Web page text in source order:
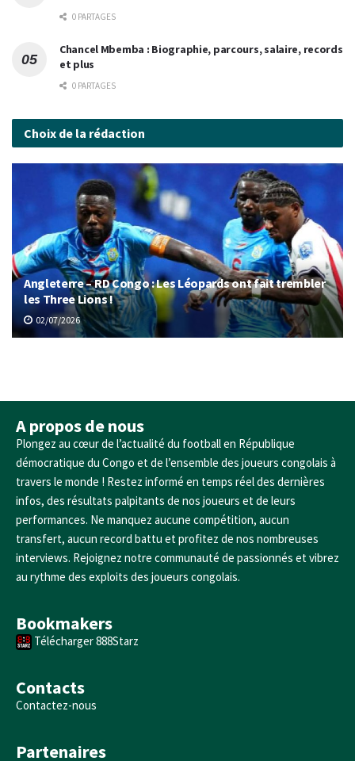
0 PARTAGES
Chancel Mbemba : Biographie, parcours, salaire, records
et plus
0 PARTAGES
Choix de la rédaction
Angleterre – RD Congo : Les Léopards ont fait trembler
les Three Lions !
02/07/2026
A propos de nous
Plongez au cœur de l’actualité du football en République
démocratique du Congo et de l’ensemble des joueurs congolais à
travers le monde ! Restez informé en temps réel des dernières
infos, des résultats palpitants de nos joueurs et de leurs
performances. Ne manquez aucune compétition, aucun
transfert, aucun record battu et profitez de nos nombreuses
interviews. Rejoignez notre communauté de passionnés et vibrez
au rythme des exploits des joueurs congolais.
Bookmakers
Télécharger 888Starz
Contacts
Contactez-nous
Partenaires